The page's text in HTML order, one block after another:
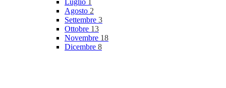
Luglio 1
Agosto 2
Settembre 3
Ottobre 13
Novembre 18
Dicembre 8